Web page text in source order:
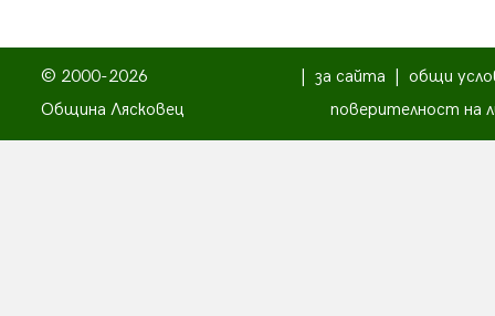
© 2000-2026
Община Лясковец
за сайта
общи
поверителност на